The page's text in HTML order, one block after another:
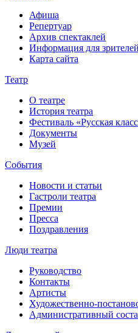
Афиша
Репертуар
Архив спектаклей
Информация для зрителей
Карта сайта
Театр
О театре
История театра
Фестиваль «Русская
Документы
Музей
События
Новости и статьи
Гастроли театра
Премии
Пресса
Поздравления
Люди театра
Руководство
Контакты
Артисты
Художественно-
Административный